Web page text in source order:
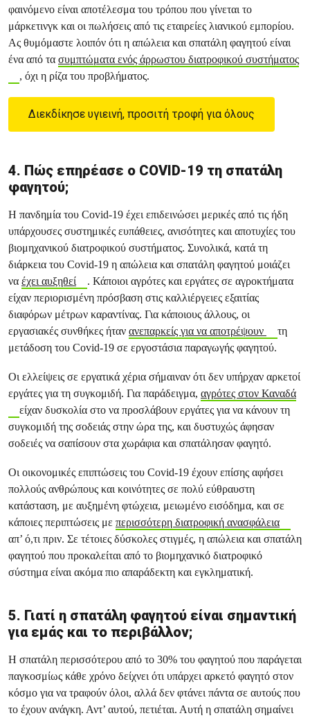
φαινόμενο είναι αποτέλεσμα του τρόπου που γίνεται το
μάρκετινγκ και οι πωλήσεις από τις εταιρείες λιανικού εμπορίου.
Ας θυμόμαστε λοιπόν ότι η απώλεια και σπατάλη φαγητού είναι
ένα από τα συμπτώματα ενός άρρωστου διατροφικού συστήματος
, όχι η ρίζα του προβλήματος.
Διεκδίκησε υγιεινή, προσιτή τροφή για όλους
4. Πώς επηρέασε ο COVID-19 τη σπατάλη
φαγητού;
Η πανδημία του Covid-19 έχει επιδεινώσει μερικές από τις ήδη
υπάρχουσες συστημικές ευπάθειες, ανισότητες και αποτυχίες του
βιομηχανικού διατροφικού συστήματος. Συνολικά, κατά τη
διάρκεια του Covid-19 η απώλεια και σπατάλη φαγητού μοιάζει
να έχει αυξηθεί
. Κάποιοι αγρότες και εργάτες σε αγροκτήματα
είχαν περιορισμένη πρόσβαση στις καλλιέργειες εξαιτίας
διαφόρων μέτρων καραντίνας. Για κάποιους άλλους, οι
εργασιακές συνθήκες ήταν ανεπαρκείς για να αποτρέψουν
τη
μετάδοση του Covid-19 σε εργοστάσια παραγωγής φαγητού.
Οι ελλείψεις σε εργατικά χέρια σήμαιναν ότι δεν υπήρχαν αρκετοί
εργάτες για τη συγκομιδή. Για παράδειγμα, αγρότες στον Καναδά
είχαν δυσκολία στο να προσλάβουν εργάτες για να κάνουν τη
συγκομιδή της σοδειάς στην ώρα της, και δυστυχώς άφησαν
σοδειές να σαπίσουν στα χωράφια και σπατάλησαν φαγητό.
Οι οικονομικές επιπτώσεις του Covid-19 έχουν επίσης αφήσει
πολλούς ανθρώπους και κοινότητες σε πολύ εύθραυστη
κατάσταση, με αυξημένη φτώχεια, μειωμένο εισόδημα, και σε
κάποιες περιπτώσεις με περισσότερη διατροφική ανασφάλεια
απ’ ό,τι πριν. Σε τέτοιες δύσκολες στιγμές, η απώλεια και σπατάλη
φαγητού που προκαλείται από το βιομηχανικό διατροφικό
σύστημα είναι ακόμα πιο απαράδεκτη και εγκληματική.
5. Γιατί η σπατάλη φαγητού είναι σημαντική
για εμάς και το περιβάλλον;
Η σπατάλη περισσότερου από το 30% του φαγητού που παράγεται
παγκοσμίως κάθε χρόνο δείχνει ότι υπάρχει αρκετό φαγητό στον
κόσμο για να τραφούν όλοι, αλλά δεν φτάνει πάντα σε αυτούς που
το έχουν ανάγκη. Αντ’ αυτού, πετιέται. Αυτή η σπατάλη σημαίνει